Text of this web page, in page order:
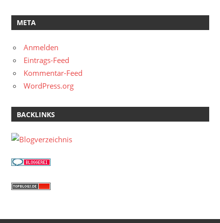
META
Anmelden
Eintrags-Feed
Kommentar-Feed
WordPress.org
BACKLINKS